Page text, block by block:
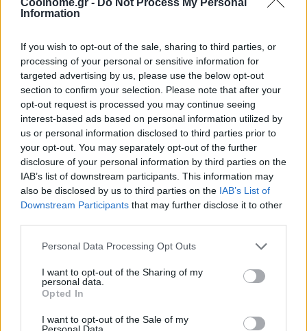
Information
If you wish to opt-out of the sale, sharing to third parties, or
processing of your personal or sensitive information for
targeted advertising by us, please use the below opt-out
section to confirm your selection. Please note that after your
opt-out request is processed you may continue seeing
interest-based ads based on personal information utilized by
us or personal information disclosed to third parties prior to
your opt-out. You may separately opt-out of the further
disclosure of your personal information by third parties on the
IAB’s list of downstream participants. This information may
also be disclosed by us to third parties on the IAB’s List of
Downstream Participants that may further disclose it to other
Personal Data Processing Opt Outs
I want to opt-out of the Sharing of my
personal data.
Opted In
I want to opt-out of the Sale of my
Personal Data.